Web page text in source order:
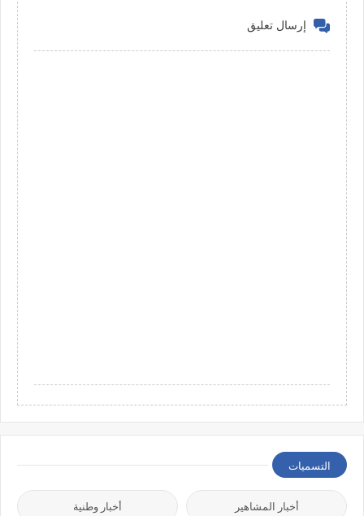
إرسال تعليق
التسميات
أخبار المشاهير أخبار وطنية